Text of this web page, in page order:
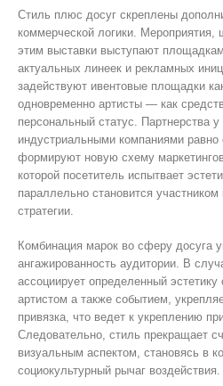
Стиль плюс досуг скреплены
коммерческой логики.
этим выставки выступают
актуальных линеек и рекламных
задействуют ивентовые площадки
одновременно артисты — как
персональный статус. Партнерства
индустриальными компаниями
формируют новую схему
которой посетитель испытвает
параллельно становится
стратегии.
Комбинация марок во сферу досуга
ангажированность аудитории. В
ассоциирует определенный
артистом а также событием,
привязка, что ведет к укреплению
Следовательно, стиль прекращает
визуальным аспектом, становясь в
социокультурный рычаг воздействия.